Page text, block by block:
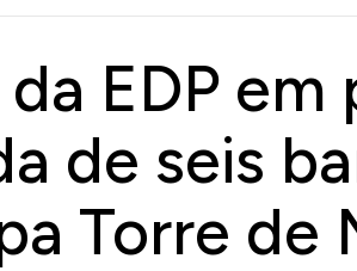
da EDP
de seis
Torre de